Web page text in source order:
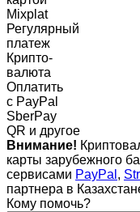
Mixplat
Регулярный
платеж
Крипто-
валюта
Оплатить
c PayPal
SberPay
QR и другое
Внимание!
карты зарубежного
сервисами PayPal ,
партнера в
Кому помочь?